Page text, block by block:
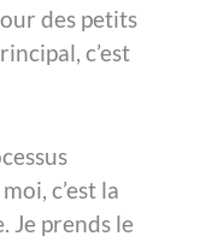
des petits
c’est
c’est la
Je prends le